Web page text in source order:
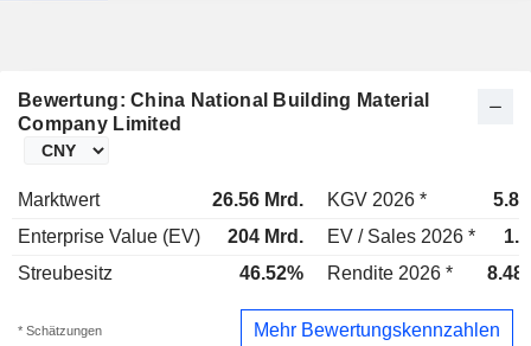
Bewertung: China National Building Material
Company Limited
Marktwert 26.56 Mrd. KGV 2026 *
Enterprise Value (EV)
204 Mrd. EV / Sales 2026 *
Streubesitz
46.52% Rendite 2026 *
* Schätzungen Mehr Bewertungskennzahlen